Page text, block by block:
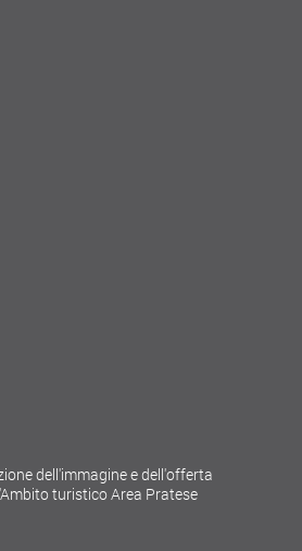
dell'immagine e dell'offerta
turistico Area Pratese